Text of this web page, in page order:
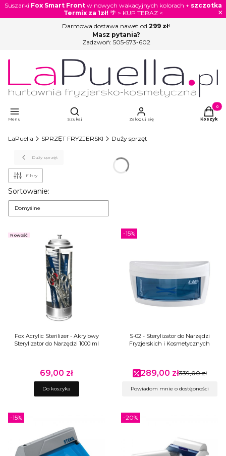
Suszarki Fox Smart Frontw nowych wakacyjnych kolorach + szczotka
Termix za 1zł! 🌴 > KUP TERAZ < ×
Darmowa dostawa nawet od 299 zł!
Masz pytania?
Zadzwoń: 505-573-602
Menu
Otwórz wyszukiwarkę
Szukaj Zaloguj się Koszyk
LaPuella SPRZĘT FRYZJERSKI Duży sprzęt
Duży sprzęt
Filtry
Lista produktów
Sortowanie:
Domyślne
Nowość
Fox Acrylic Sterilizer - Akrylowy
Sterylizator do Narzędzi 1000 ml
Cena
69,00 zł
Do koszyka
S-02 - Sterylizator do Narzędzi
Fryzjerskich i Kosmetycznych
Cena promocyjna
289,00 zł339,00 zł
-15%
Powiadom mnie o dostępności
-15% -20%